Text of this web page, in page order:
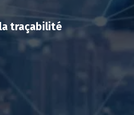
traçabilité